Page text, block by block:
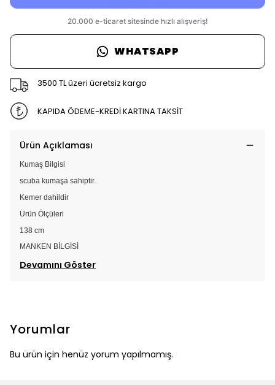
WHATSAPP
3500 TL üzeri ücretsiz kargo
KAPIDA ÖDEME-KREDİ KARTINA TAKSİT
Ürün Açıklaması
Kumaş Bilgisi
scuba kumaşa sahiptir.
Kemer dahildir
Ürün Ölçüleri
138 cm
MANKEN BİLGİSİ
Devamını Göster
Yorumlar
Bu ürün için henüz yorum yapılmamış.